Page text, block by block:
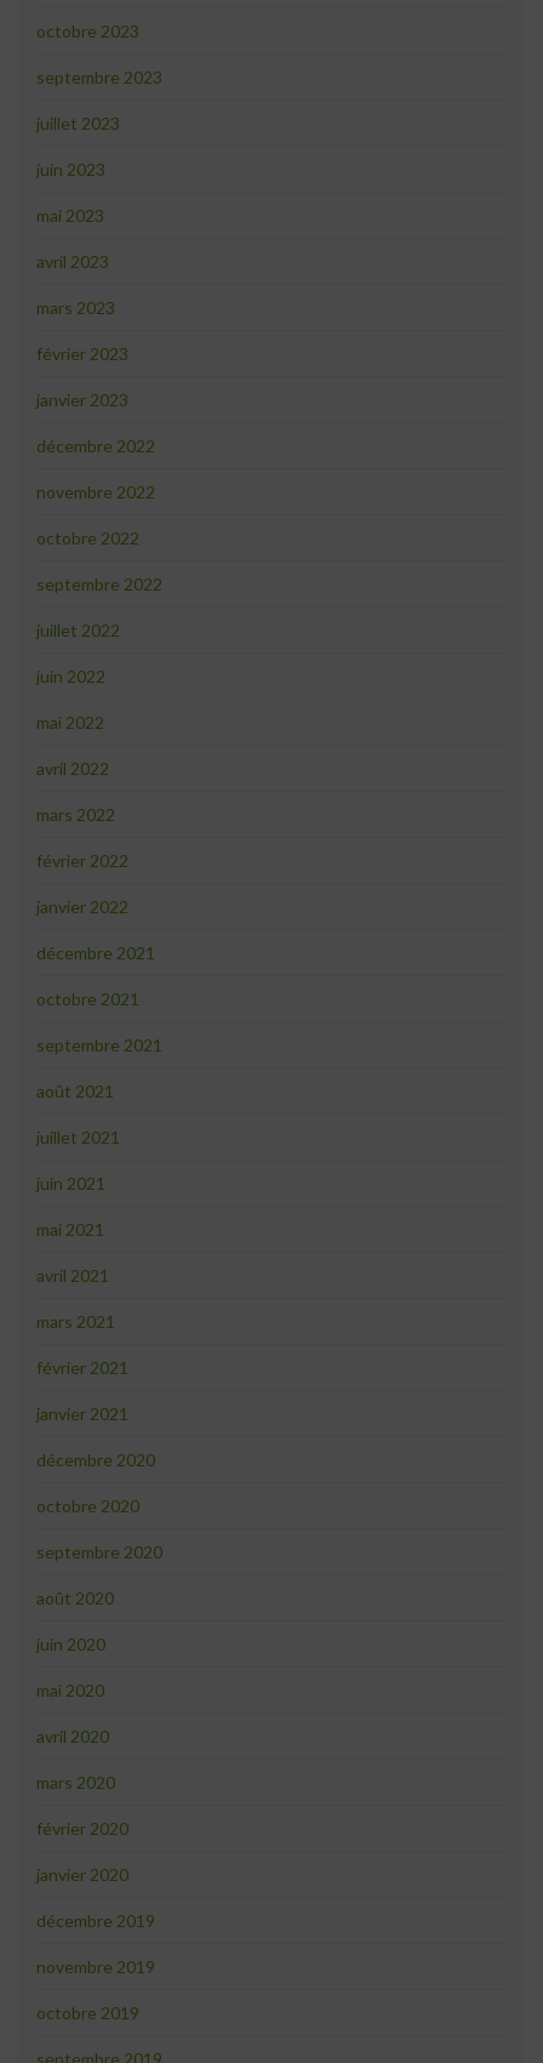
octobre 2023
septembre 2023
juillet 2023
juin 2023
mai 2023
avril 2023
mars 2023
février 2023
janvier 2023
décembre 2022
novembre 2022
octobre 2022
septembre 2022
juillet 2022
juin 2022
mai 2022
avril 2022
mars 2022
février 2022
janvier 2022
décembre 2021
octobre 2021
septembre 2021
août 2021
juillet 2021
juin 2021
mai 2021
avril 2021
mars 2021
février 2021
janvier 2021
décembre 2020
octobre 2020
septembre 2020
août 2020
juin 2020
mai 2020
avril 2020
mars 2020
février 2020
janvier 2020
décembre 2019
novembre 2019
octobre 2019